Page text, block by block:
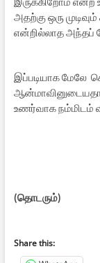
அதற்கு ஒரு
என்றில்லாத அந்தப்
இப்படியாக மேலே
உணர்வாக நம்மிடம்
(தொடரும்)
Share this: